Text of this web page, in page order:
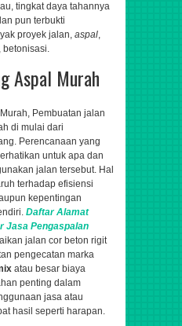
tingkat daya tahannya
pun terbukti
proyek jalan, aspal,
betonisasi.
Aspal Murah
Pembuatan jalan
di mulai dari
Perencanaan yang
untuk apa dan
jalan tersebut. Hal
terhadap efisiensi
kepentingan
Daftar Alamat
Jasa Pengaspalan
jalan cor beton rigit
pengecatan marka
atau besar biaya
penting dalam
jasa atau
hasil seperti harapan.